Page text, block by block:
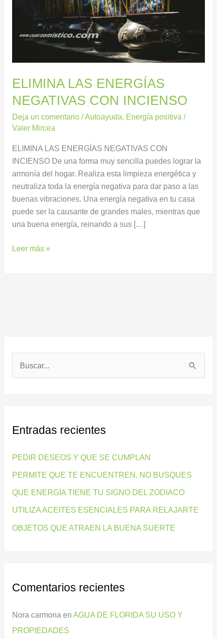
ELIMINA LAS ENERGÍAS
NEGATIVAS CON INCIENSO
Deja un comentario /Autoayuda, Energía positiva /
Valer Mircea
ELIMINA LAS ENERGÍAS NEGATIVAS CON
INCIENSO De una forma muy sencilla puedes lograr la
armonía del hogar. Realiza esta limpieza energética y
neutraliza toda la energía negativa para dar paso a las
buenas vibraciones. Una energía negativa en tu casa
puede ser la causante de grandes males, mientras que
una buena energía, reinando a sus […]
Leer más »
a
p
o
r
:
Entradas recientes
PEDIR DESEOS Y QUE SE CUMPLAN
PERMITE QUE TE ENCUENTREN, NO BUSQUES
QUE ENERGÍA TIENE TU SIGNO DEL ZODIACO
UTILIZA ACEITES ESENCIALES PARA RELAJARTE
OBJETOS QUE ATRAEN LA BUENA SUERTE
Comentarios recientes
Nora carmona enAGUA DE FLORIDA SU USO Y
PROPIEDADES